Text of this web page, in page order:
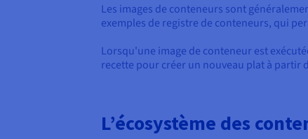
Les images de conteneurs sont
exemples de registre de conteneurs, qui
Lorsqu'une image de conteneur est
recette pour créer un nouveau plat à partir
L’écosystème des